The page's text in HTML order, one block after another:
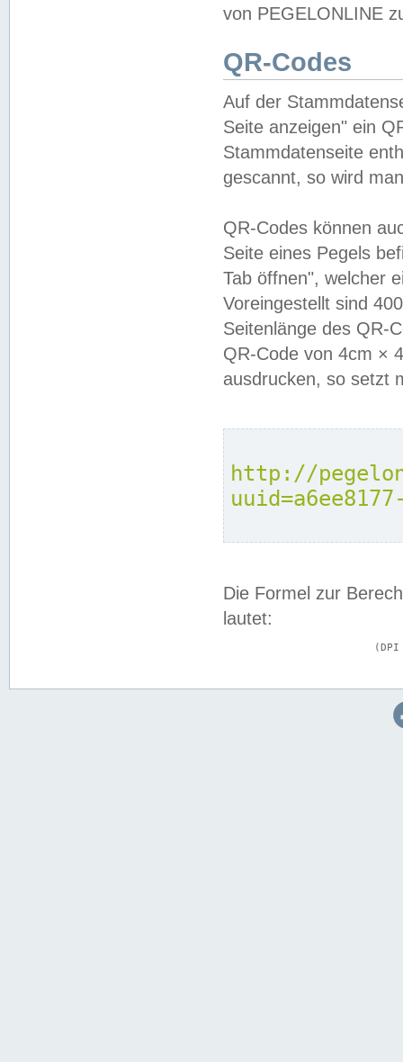
von PEGELONLINE
QR-Codes
Auf der
Seite anzeigen" ein
Stammdatenseite
gescannt, so wird
QR-Codes können
Seite eines Pegels
Tab öffnen", welcher
Voreingestellt sind
Seitenlänge des QR-
QR-Code von 4cm ×
ausdrucken, so setzt
http://
Die Formel zur
lautet: